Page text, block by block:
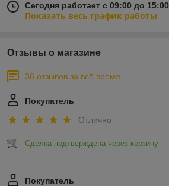
Сегодня работает с 09:00 до 15:00
Показать весь график работы
Отзывы о магазине
36 отзывов за всё время
Покупатель
Отлично
Сделка подтверждена через корзину
Покупатель